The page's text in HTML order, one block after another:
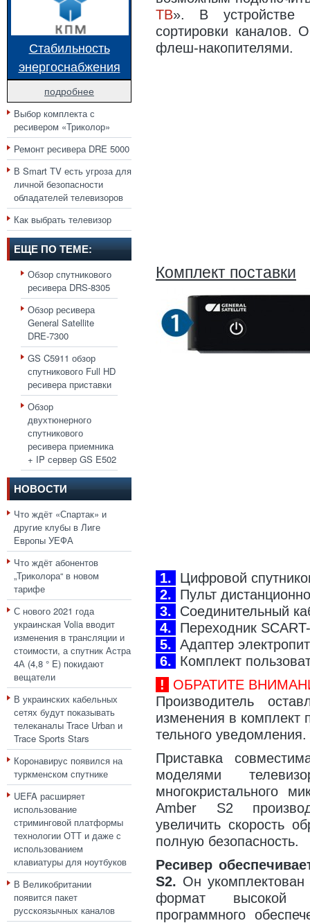
Стабильность
энергоснабжения
подробнее
Выбор комплекта с
ресивером «Триколор»
Ремонт ресивера DRE 5000
В Smart TV есть угроза для
личной безопасности
обладателей телевизоров
Как выбрать телевизор
ЕЩЕ ПО ТЕМЕ:
Обзор спутникового
ресивера DRS-8305
Обзор ресивера
General Satellite
DRE-7300
GS C5911 обзор
спутникового Full HD
ресивера приставки
Обзор
двухтюнерного
спутникового
ресивера приемника
+ IP сервер GS E502
НОВОСТИ
Что ждёт «Спартак» и
другие клубы в Лиге
Европы УЕФА
Что ждёт абонентов
„Триколора“ в новом
тарифе
С нового 2021 года
украинская Volia вводит
изменения в трансляции и
стоимости, а спутник Астра
4А (4,8 ° E) покидают
вещатели
В украинских кабельных
сетях будут показывать
телеканалы Trace Urban и
Trace Sports Stars
Коронавирус появился на
туркменском спутнике
UEFA расширяет
использование
стриминговой платформы
технологии ОТТ и даже с
использованием
клавиатуры для ноутбуков
В Великобритании
появится пакет
русскоязычных каналов
ТВ». В устройстве
сортировки каналов.
флеш-накопителями.
Комплект поставки
1.
Цифровой
2.
Пульт
3.
Соединительный
4.
Переходник
5. Адаптер
6.
Комплект
!
ОБРАТИТЕ
Производитель
изменения в комплект
тельного уведомления.
Приставка
моделями
многокристального
Amber S2
увеличить скорость
полную безопасность.
Ресивер
S2. Он
формат высокой
программного